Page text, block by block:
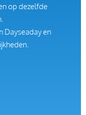
op dezelfde
Dayseaday en